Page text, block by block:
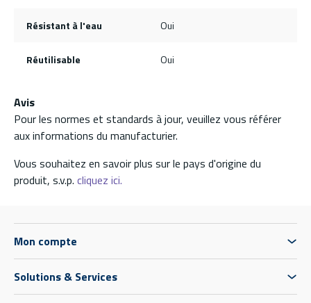
Résistant à l'eau Oui
Réutilisable Oui
Avis
Pour les normes et standards à jour, veuillez vous référer
aux informations du manufacturier.
Vous souhaitez en savoir plus sur le pays d'origine du
produit, s.v.p. cliquez ici.
Mon compte
Solutions & Services